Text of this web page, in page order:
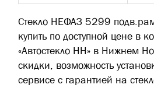
Стекло НЕФАЗ 5299
купить по доступной цене в
«Автостекло НН» в Нижнем
скидки, возможность
сервисе с гарантией на